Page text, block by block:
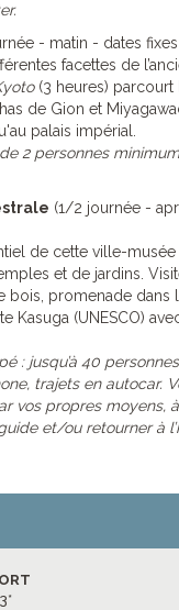
- matin - dates
facettes de
(3 heures) parcourt
de Gion et
palais impérial.
2 personnes
(1/2 journée -
de cette ville-
et de jardins.
bois, promenade dans
Kasuga (UNESCO)
: jusqu’à 40
trajets en autocar.
vos propres moyens,
et/ou retourner à